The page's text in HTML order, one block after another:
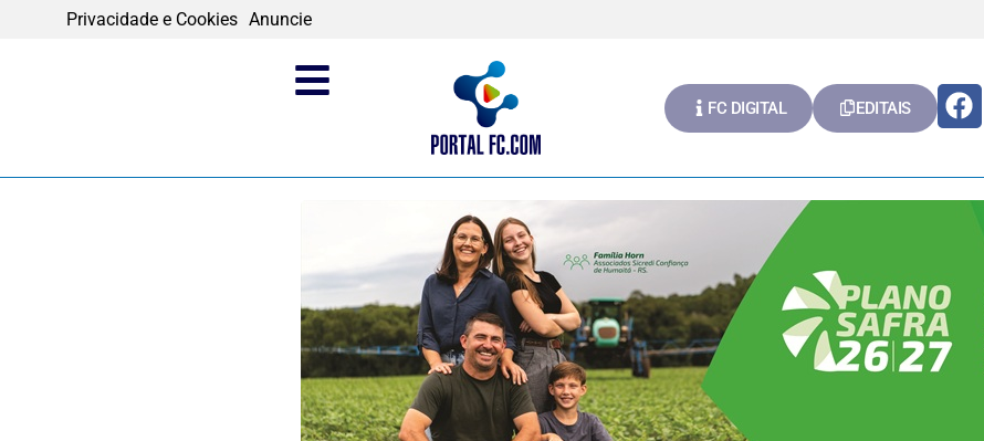
Privacidade e Cookies Anuncie
FC DIGITAL EDITAIS